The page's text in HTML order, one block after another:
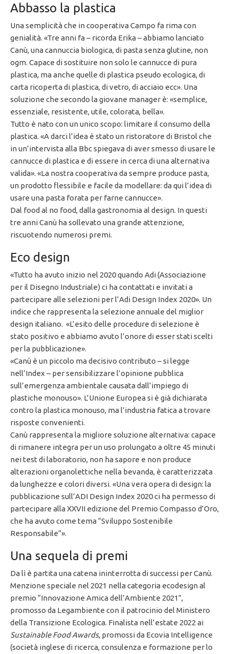
Abbasso la plastica
Una semplicità che in cooperativa Campo fa rima con
genialità. «Tre anni fa – ricorda Erika – abbiamo lanciato
Canù, una cannuccia biologica, di pasta senza glutine, non
ogm. Capace di sostituire non solo le cannucce di pura
plastica, ma anche quelle di plastica pseudo ecologica, di
carta ricoperta di plastica, di vetro, di acciaio ecc». Una
soluzione che secondo la giovane manager è: «semplice,
essenziale, resistente, utile, colorata, bella».
Tutto è nato con un unico scopo: limitare il consumo della
plastica. «A darci l’idea è stato un ristoratore di Bristol che
in un’intervista alla Bbc spiegava di aver smesso di usare le
cannucce di plastica e di essere in cerca di una alternativa
valida». «La nostra cooperativa da sempre produce pasta,
un prodotto flessibile e facile da modellare: da qui l’idea di
usare una pasta forata per farne cannucce».
Dal food al no food, dalla gastronomia al design. In questi
tre anni Canù ha sollevato una grande attenzione,
riscuotendo numerosi premi.
Eco design
«Tutto ha avuto inizio nel 2020 quando Adi (Associazione
per il Disegno Industriale) ci ha contattati e invitati a
partecipare alle selezioni per l’Adi Design Index 2020». Un
indice che rappresenta la selezione annuale del miglior
design italiano. «L’esito delle procedure di selezione è
stato positivo e abbiamo avuto l’onore di esser stati scelti
per la pubblicazione».
«Canù è un piccolo ma decisivo contributo – si legge
nell’Index – per sensibilizzare l’opinione pubblica
sull’emergenza ambientale causata dall’impiego di
plastiche monouso». L’Unione Europea si è già dichiarata
contro la plastica monouso, ma l’industria fatica a trovare
risposte convenienti.
Canù rappresenta la migliore soluzione alternativa: capace
di rimanere integra per un uso prolungato a oltre 45 minuti
nei test di laboratorio, non ha sapore e non produce
alterazioni organolettiche nella bevanda, è caratterizzata
da lunghezze e colori diversi. «Una vera opera di design: la
pubblicazione sull’ADI Design Index 2020 ci ha permesso di
partecipare alla XXVII edizione del Premio Compasso d’Oro,
che ha avuto come tema “Sviluppo Sostenibile
Responsabile”».
Una sequela di premi
Da lì è partita una catena ininterrotta di successi per Canù.
Menzione speciale nel 2021 nella categoria ecodesign al
premio “Innovazione Amica dell’Ambiente 2021”,
promosso da Legambiente con il patrocinio del Ministero
della Transizione Ecologica. Finalista nell’estate 2022 ai
Sustainable Food Awards, promossi da Ecovia Intelligence
(società inglese di ricerca, consulenza e formazione per lo